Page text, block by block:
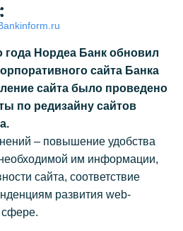
года Нордеа Банк обновил
сайта Банка
сайта было проведено
по редизайну сайтов
– повышение удобства
необходимой им информации,
сайта, соответствие
развития web-
сфере.